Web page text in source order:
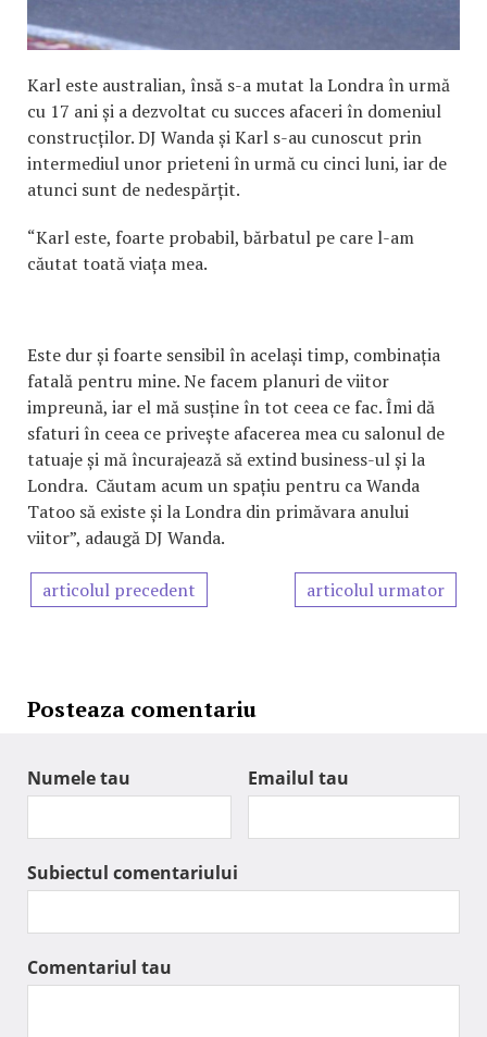
Karl este australian, însă s-a mutat la Londra în urmă
cu 17 ani și a dezvoltat cu succes afaceri în domeniul
construcților. DJ Wanda și Karl s-au cunoscut prin
intermediul unor prieteni în urmă cu cinci luni, iar de
atunci sunt de nedespărțit.
“Karl este, foarte probabil, bărbatul pe care l-am
căutat toată viața mea.
Este dur și foarte sensibil în același timp, combinația
fatală pentru mine. Ne facem planuri de viitor
impreună, iar el mă susține în tot ceea ce fac. Îmi dă
sfaturi în ceea ce privește afacerea mea cu salonul de
tatuaje și mă încurajează să extind business-ul și la
Londra. Căutam acum un spațiu pentru ca Wanda
Tatoo să existe și la Londra din primăvara anului
viitor”, adaugă DJ Wanda.
articolul precedent articolul urmator
Posteaza comentariu
Numele tau Emailul tau
Subiectul comentariului
Comentariul tau